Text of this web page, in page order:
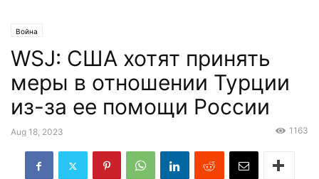
Война
WSJ: США хотят принять
меры в отношении Турции
из-за ее помощи России
Aug 18, 2023 1163